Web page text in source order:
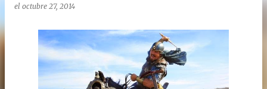
el octubre 27, 2014